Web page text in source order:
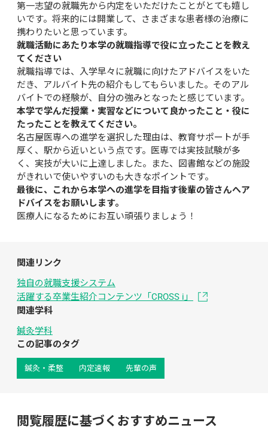
第一志望の就職先から内定をいただけたことがとても嬉し
いです。将来的には開業して、さまざまな患者様の治療に
携わりたいと思っています。
就職活動にあたり本学の就職指導で役に立ったことを教え
てください
就職指導では、入学早々に就職に向けたアドバイスをいた
だき、アルバイト先の紹介もしてもらいました。そのアル
バイトでの経験が、自分の強みとなったと感じています。
本学で学んだ授業・実習などについて良かったこと・役に
たったことを教えてください。
名古屋医専への進学を選択した理由は、教育サポートが手
厚く、駅から近いという点です。医専では実技試験が多
く、実技が大いに上達しました。また、図書館などの施設
がきれいで使いやすいのも大きなポイントです。
最後に、これから本学への進学を目指す後輩の皆さんへア
ドバイスをお願いします。
医療人になるためにお互い頑張りましょう！
関連リンク
独自の就職支援システム
活躍する卒業生紹介コンテンツ「CROSS i」
関連学科
鍼灸学科
この記事のタグ
鍼灸・柔整 内定速報 先輩の声
閲覧履歴に基づくおすすめニュース